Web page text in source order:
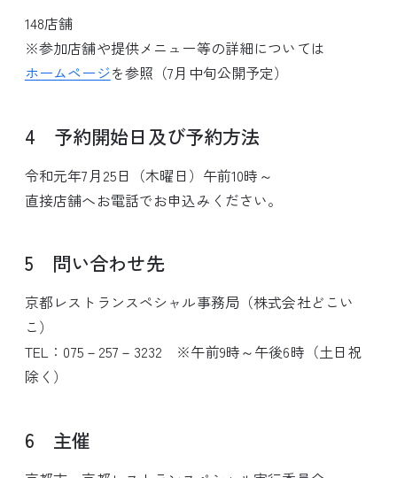
148店舗
※参加店舗や提供メニュー等の詳細については
ホームページを参照（7月中旬公開予定）
4 予約開始日及び予約方法
令和元年7月25日（木曜日）午前10時～
直接店舗へお電話でお申込みください。
5 問い合わせ先
京都レストランスペシャル事務局（株式会社どこい
こ）
TEL：075－257－3232 ※午前9時～午後6時（土日祝
除く）
6 主催